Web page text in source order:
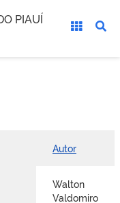
PIAUÍ
Autor
Walton
Valdomiro